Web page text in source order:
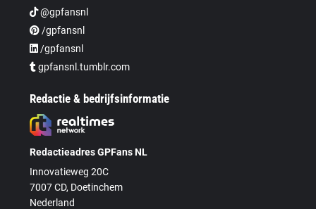
@gpfansnl
/gpfansnl
/gpfansnl
gpfansnl.tumblr.com
Redactie & bedrijfsinformatie
Redactieadres GPFans NL
Innovatieweg 20C
7007 CD, Doetinchem
Nederland